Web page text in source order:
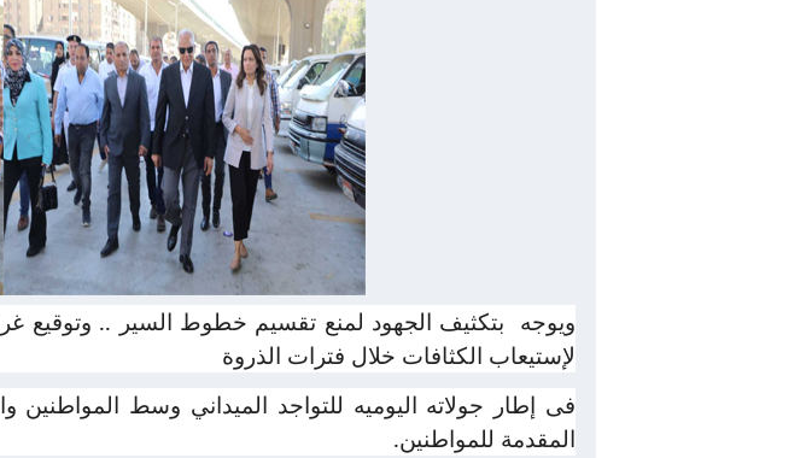
ويوجه بتكثيف الجهود لمنع تقسيم خطوط السير .. وتوقيع
لإستيعاب الكثافات خلال فترات الذروة
فى إطار جولاته اليوميه للتواجد الميداني وسط المواطنين
المقدمة للمواطنين.